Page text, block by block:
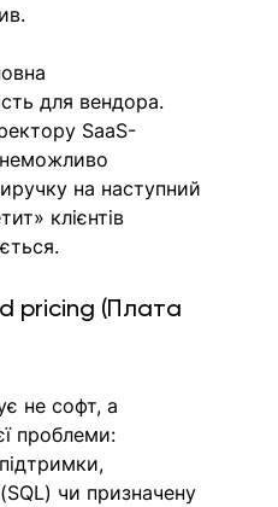
для вендора.
SaaS-
на наступний
клієнтів
pricing (Плата
не софт, а
проблеми:
чи призначену